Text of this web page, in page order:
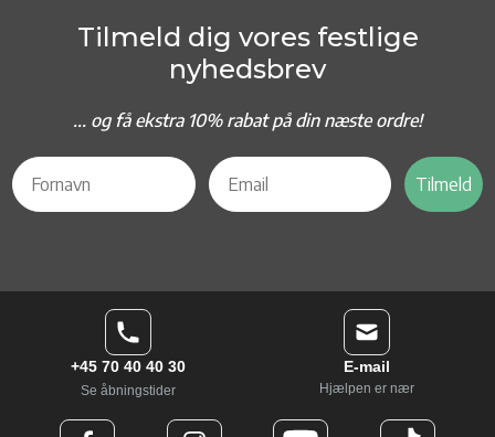
Tilmeld dig vores festlige
nyhedsbrev
... og få ekstra 10% rabat på din næste ordre!
Tilmeld
+45 70 40 40 30
Se åbningstider
E-mail
Hjælpen er nær